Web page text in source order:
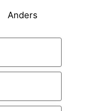
Anders